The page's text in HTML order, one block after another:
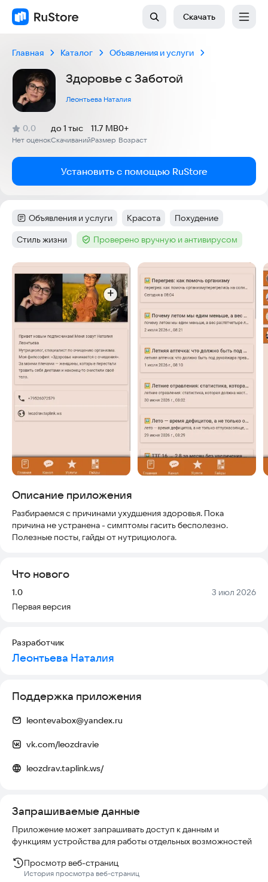
Скачать
Главная Каталог Объявления и услуги
Здоровье с Заботой
Леонтьева Наталия
Рейтинг:
0,0
(
Нет оценок
)
Скачиваний
до 1 тыс
Размер
11.7 MB
Возраст
0+
Установить с помощью RuStore
Категория:
Объявления и услуги Тег:
Красота Тег:
Похудение
Тег:
Стиль жизни Тег :Проверено вручную и антивирусом
Скриншоты
Описание приложения
Разбираемся с причинами ухудшения здоровья. Пока
причина не устранена - симптомы гасить бесполезно.
Что нового
Версия:
1.0 Дата:
3 июл 2026
Первая версия
Разработчик
Леонтьева Наталия
Поддержка приложения
leontevabox@yandex.ru
vk.com/leozdravie
leozdrav.taplink.ws/
Запрашиваемые данные
Приложение может запрашивать доступ к данным и
функциям устройства для работы отдельных возможностей
Просмотр веб-страниц
История просмотра веб-страниц